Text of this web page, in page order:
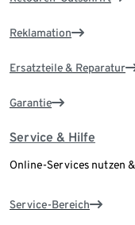
Reklamation
Ersatzteile & Reparatur
Garantie
Service & Hilfe
Online-Services nutzen
Service-Bereich